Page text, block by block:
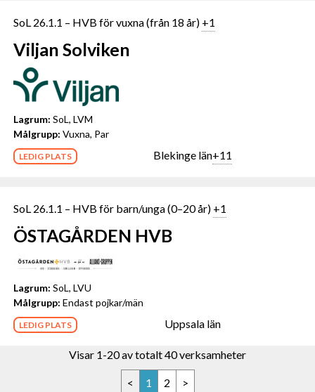
SoL 26.1.1 – HVB för vuxna (från 18 år) +1
Blekinge län+11
Viljan Solviken
Lagrum: SoL, LVM
Målgrupp: Vuxna, Par
LEDIG PLATS
SoL 26.1.1 – HVB för barn/unga (0–20 år) +1
Uppsala län
ÖSTAGÅRDEN HVB
Lagrum: SoL, LVU
Målgrupp: Endast pojkar/män
LEDIG PLATS
Visar 1-20 av totalt 40 verksamheter
< 1 2 >